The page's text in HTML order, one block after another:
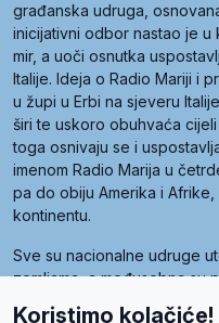
građanska udruga,
inicijativni odbor nastao je
mir, a uoči osnutka
Italije. Ideja o Radio Mariji i
u župi u Erbi na sjeveru
širi te uskoro obuhvaća
toga osnivaju se i
imenom Radio Marija u
pa do obiju Amerika i
kontinentu.
Sve su nacionalne udruge
zemljama, a međusobna
Koristimo kolačiće!